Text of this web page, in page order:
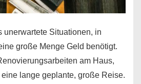
unerwartete Situationen, in
große Menge Geld benötigt.
am Haus,
lange geplante, große Reise.